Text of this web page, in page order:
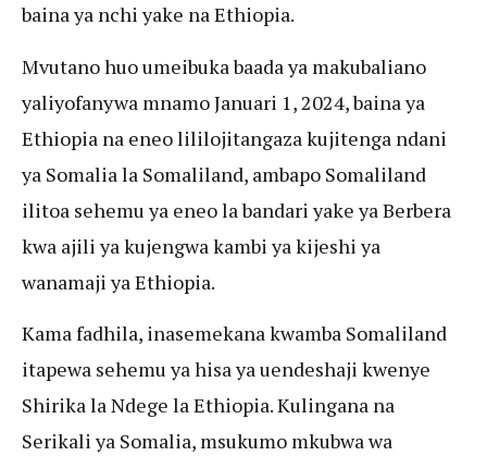
baina ya nchi yake na Ethiopia.
Mvutano huo umeibuka baada ya makubaliano
yaliyofanywa mnamo Januari 1, 2024, baina ya
Ethiopia na eneo lililojitangaza kujitenga ndani
ya Somalia la Somaliland, ambapo Somaliland
ilitoa sehemu ya eneo la bandari yake ya Berbera
kwa ajili ya kujengwa kambi ya kijeshi ya
wanamaji ya Ethiopia.
Kama fadhila, inasemekana kwamba Somaliland
itapewa sehemu ya hisa ya uendeshaji kwenye
Shirika la Ndege la Ethiopia. Kulingana na
Serikali ya Somalia, msukumo mkubwa wa